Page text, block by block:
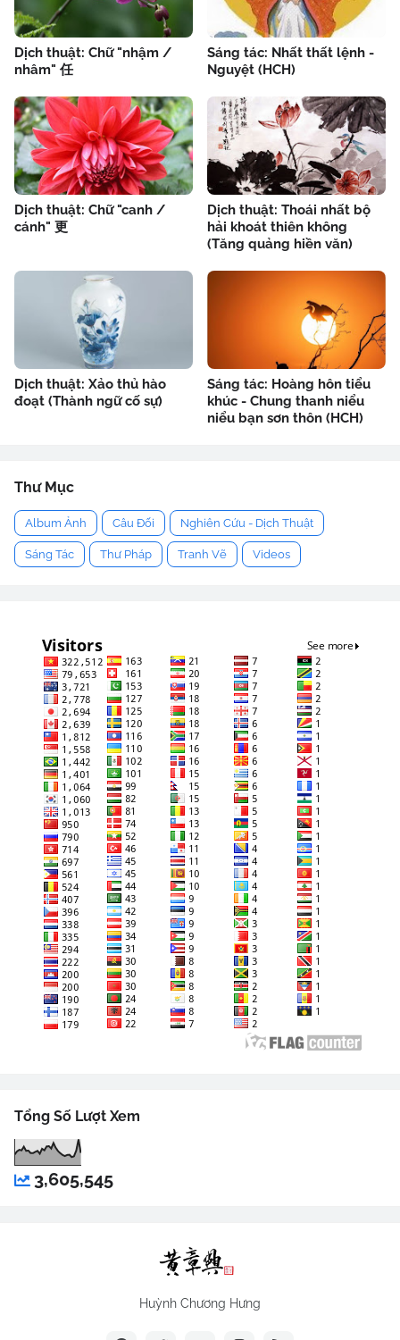
Dịch thuật: Chữ "nhậm /
nhâm" 任
Sáng tác: Nhất thất lệnh -
Nguyệt (HCH)
Dịch thuật: Chữ "canh /
cánh" 更
Dịch thuật: Thoái nhất bộ
hải khoát thiên không
(Tăng quảng hiền văn)
Dịch thuật: Xảo thủ hào
đoạt (Thành ngữ cố sự)
Sáng tác: Hoàng hôn tiểu
khúc - Chung thanh niểu
niểu bạn sơn thôn (HCH)
Thư Mục
Album Ảnh Câu Đối Nghiên Cứu - Dịch Thuật
Sáng Tác Thư Pháp Tranh Vẽ Videos
Tổng Số Lượt Xem
3,605,545
Huỳnh Chương Hưng